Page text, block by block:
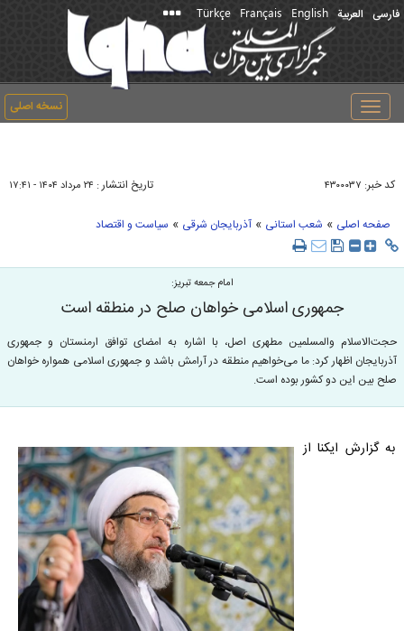
فارسی العربیة English
Français
Türkçe
نسخه اصلی
Toggle
navigation
کد خبر: ۴۳۰۰۰۳۷ تاریخ انتشار : ۲۴ مرداد ۱۴۰۴ - ۱۷:۴۱
صفحه اصلی » شعب استانی » آذربایجان شرقی » سیاست و اقتصاد
امام جمعه تبریز:
جمهوری اسلامی خواهان صلح در منطقه است
حجت‌الاسلام والمسلمین مطهری اصل، با اشاره به امضای توافق ارمنستان و جمهوری
آذربایجان اظهار کرد: ما می‌خواهیم منطقه در آرامش باشد و جمهوری اسلامی همواره خواهان
صلح بین این دو کشور بوده است.
به گزارش ایکنا از